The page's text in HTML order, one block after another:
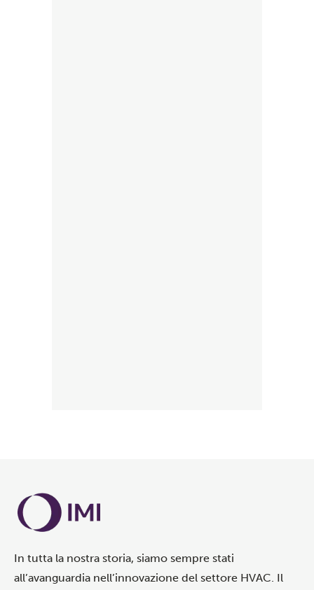
In tutta la nostra storia, siamo sempre stati
all’avanguardia nell’innovazione del settore HVAC. Il